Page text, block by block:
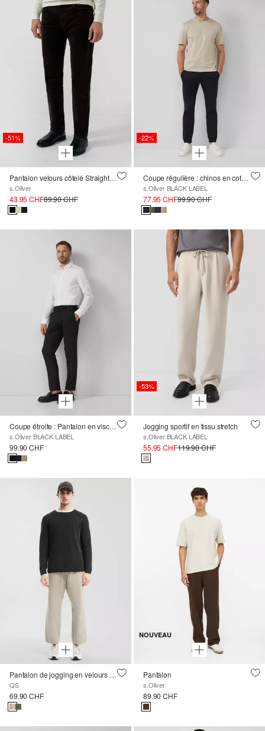
-51%
Pantalon velours côtelé Straight Leg taille mi-haute
s.Oliver
43.95 CHF89.90 CHF
-22%
Coupe régulière : chinos en coton extensible de première qualité
s.Oliver BLACK LABEL
77.95 CHF99.90 CHF
Coupe étroite : Pantalon en viscose
s.Oliver BLACK LABEL
99.90 CHF
-53%
Jogging sportif en tissu stretch
s.Oliver BLACK LABEL
55.95 CHF119.90 CHF
Pantalon de jogging en velours côtelé
QS
69.90 CHF
NOUVEAU
Pantalon
s.Oliver
89.90 CHF